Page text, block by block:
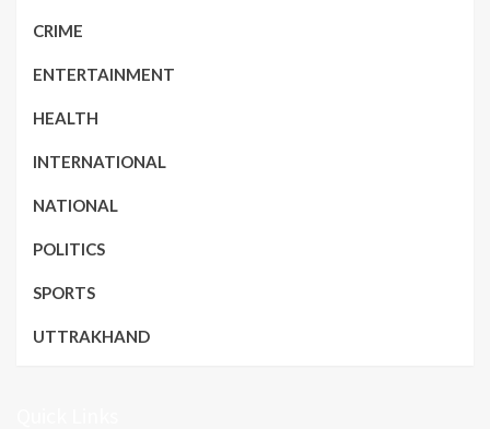
CRIME
ENTERTAINMENT
HEALTH
INTERNATIONAL
NATIONAL
POLITICS
SPORTS
UTTRAKHAND